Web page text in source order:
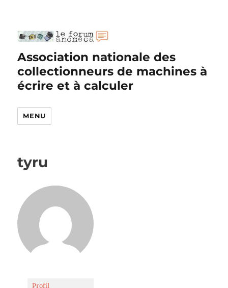
Association nationale des
collectionneurs de machines à
écrire et à calculer
MENU
tyru
Profil